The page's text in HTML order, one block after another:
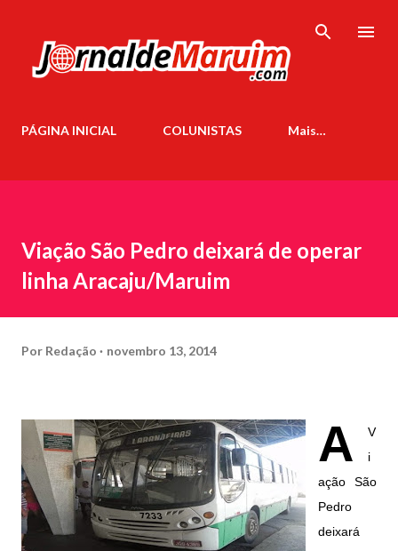
PÁGINA INICIAL COLUNISTAS Mais…
Viação São Pedro deixará de operar
linha Aracaju/Maruim
Por Redação novembro 13, 2014
A
V
i
ação São
Pedro
deixará